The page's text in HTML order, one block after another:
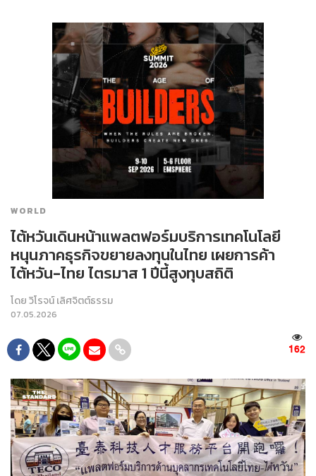
WORLD
ไต้หวันเดินหน้าแพลตฟอร์มบริการเทคโนโลยี
หนุนภาคธุรกิจขยายลงทุนในไทย เผยการค้า
ไต้หวัน-ไทย ไตรมาส 1 ปีนี้สูงทุบสถิติ
โดยวิโรจน์ เลิศจิตต์ธรรม
07.05.2026
162